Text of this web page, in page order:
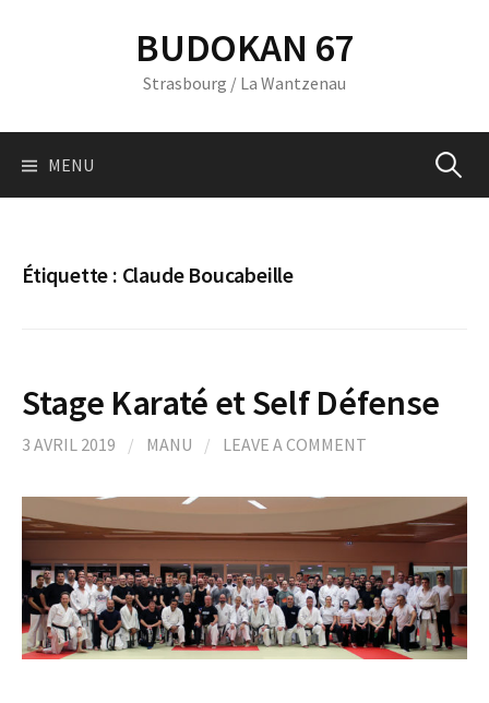
BUDOKAN 67
Strasbourg / La Wantzenau
MENU
Étiquette : Claude Boucabeille
Stage Karaté et Self Défense
3 AVRIL 2019 / MANU / LEAVE A COMMENT